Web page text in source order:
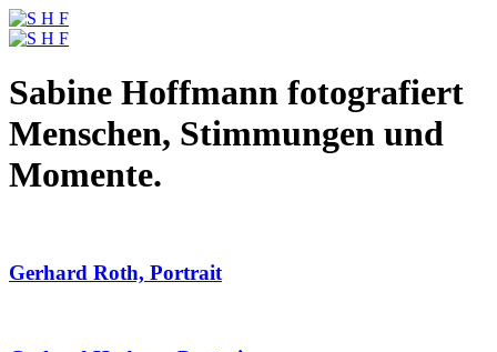
Sabine Hoffmann fotografiert
Menschen, Stimmungen und
Momente.
Gerhard Roth, Portrait